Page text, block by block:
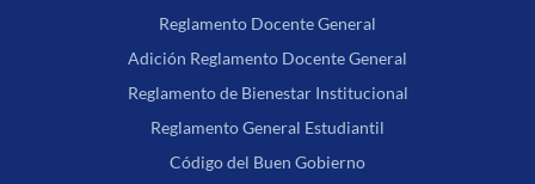
Reglamento Docente General
Adición Reglamento Docente General
Reglamento de Bienestar Institucional
Reglamento General Estudiantil
Código del Buen Gobierno